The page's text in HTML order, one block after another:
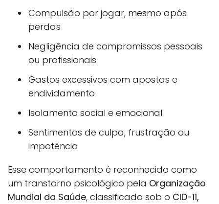
Compulsão por jogar, mesmo após
perdas
Negligência de compromissos pessoais
ou profissionais
Gastos excessivos com apostas e
endividamento
Isolamento social e emocional
Sentimentos de culpa, frustração ou
impotência
Esse comportamento é reconhecido como
um transtorno psicológico pela Organização
Mundial da Saúde, classificado sob o CID-11,